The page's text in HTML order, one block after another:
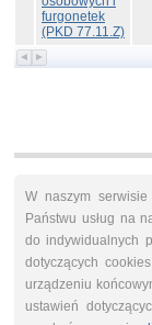
furgonetek
(PKD 77.11.Z)
W naszym
Państwu usług na
do indywidualnych
dotyczących
urządzeniu
ustawień